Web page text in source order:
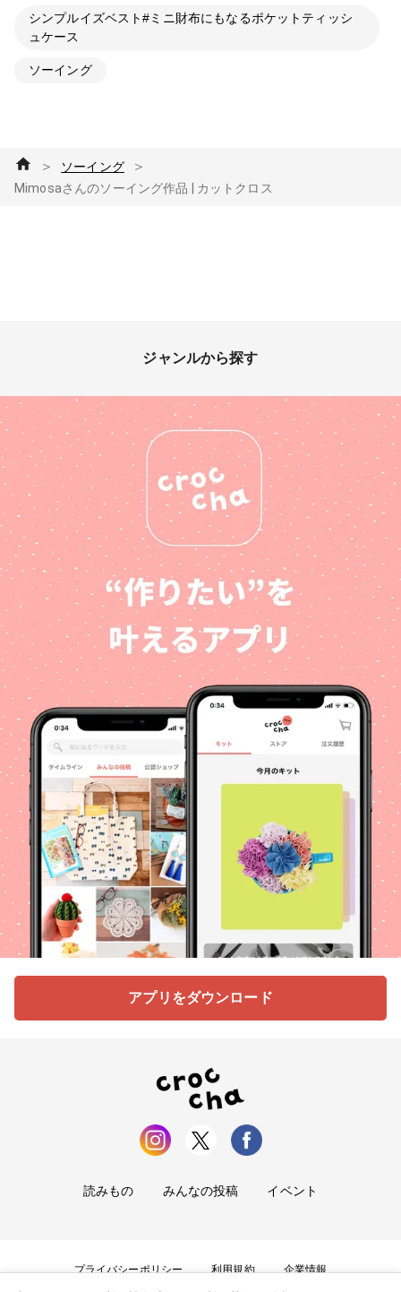
シンプルイズベスト#ミニ財布にもなるポケットティッシ
ュケース
ソーイング
＞ ソーイング ＞
Mimosaさんのソーイング作品 | カットクロス
ジャンルから探す
アプリをダウンロード
読みもの みんなの投稿 イベント
プライバシーポリシー 利用規約 企業情報